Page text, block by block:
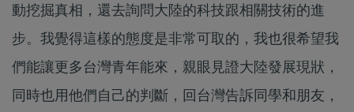
動挖掘真相，還去詢問大陸的科技跟相關技術的進
步。我覺得這樣的態度是非常可取的，我也很希望我
們能讓更多台灣青年能來，親眼見證大陸發展現狀，
同時也用他們自己的判斷，回台灣告訴同學和朋友，